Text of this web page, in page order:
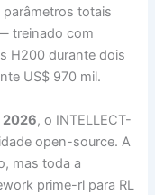
totais
treinado com
H200 durante dois
US$ 970 mil.
2026, o INTELLECT-
open-source. A
mas toda a
prime-rl para RL